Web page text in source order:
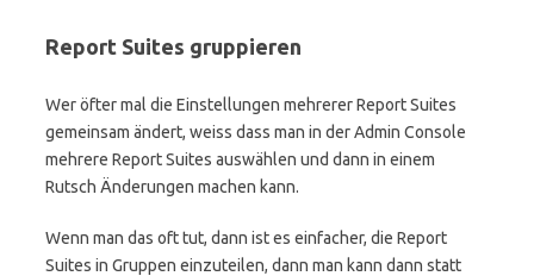
Report Suites gruppieren
Wer öfter mal die Einstellungen mehrerer Report Suites
gemeinsam ändert, weiss dass man in der Admin Console
mehrere Report Suites auswählen und dann in einem
Rutsch Änderungen machen kann.
Wenn man das oft tut, dann ist es einfacher, die Report
Suites in Gruppen einzuteilen, dann man kann dann statt